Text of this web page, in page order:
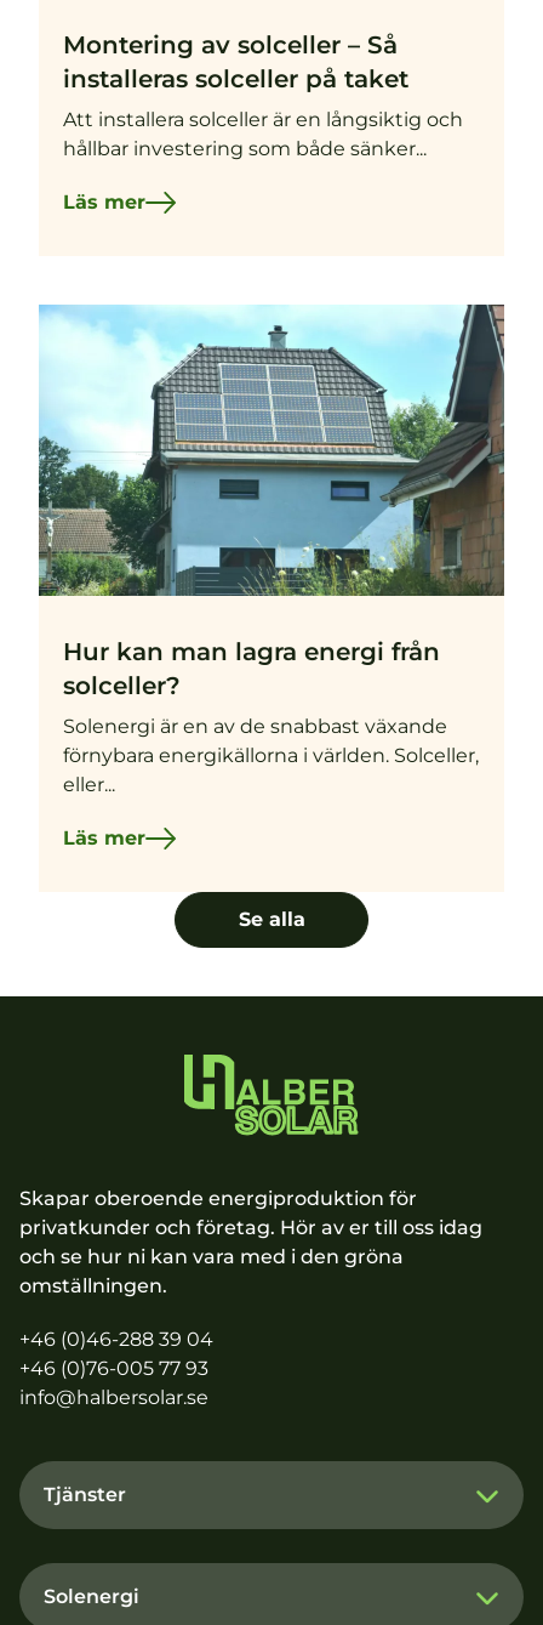
Montering av solceller – Så
installeras solceller på taket
Att installera solceller är en långsiktig och
hållbar investering som både sänker...
Läs mer
Hur kan man lagra energi från
solceller?
Solenergi är en av de snabbast växande
förnybara energikällorna i världen. Solceller,
eller...
Läs mer
Se alla
Skapar oberoende energiproduktion för
privatkunder och företag. Hör av er till oss idag
och se hur ni kan vara med i den gröna
omställningen.
+46 (0)46-288 39 04
+46 (0)76-005 77 93
info@halbersolar.se
Tjänster
Solenergi